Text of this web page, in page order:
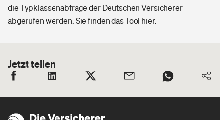
die Typklassenabfrage der Deutschen Versicherer
abgerufen werden. Sie finden das Tool hier.
Jetzt teilen